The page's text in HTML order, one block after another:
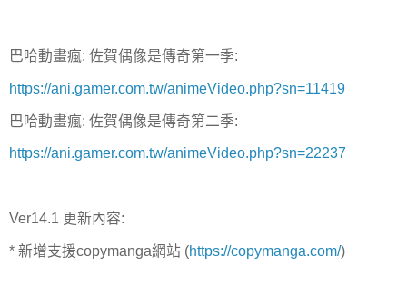
巴哈動畫瘋: 佐賀偶像是傳奇第一季:
https://ani.gamer.com.tw/animeVideo.php?sn=11419
巴哈動畫瘋: 佐賀偶像是傳奇第二季:
https://ani.gamer.com.tw/animeVideo.php?sn=22237
Ver14.1 更新內容:
* 新增支援copymanga網站 (https://copymanga.com/)